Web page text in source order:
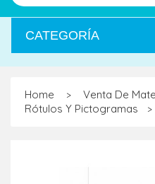
CATEGORÍA
Home > Venta De
Rótulos Y Pictogramas >